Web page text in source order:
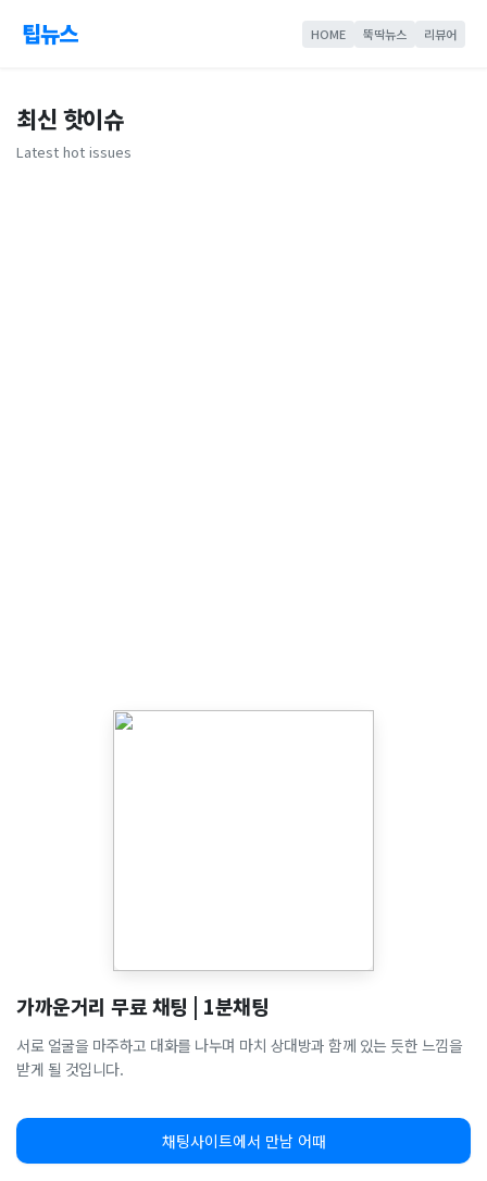
팁뉴스 HOME 뚝딱뉴스 리뷰어
최신 핫이슈
Latest hot issues
가까운거리 무료 채팅 | 1분채팅
서로 얼굴을 마주하고 대화를 나누며 마치 상대방과 함께 있는 듯한 느낌을
받게 될 것입니다.
채팅사이트에서 만남 어때